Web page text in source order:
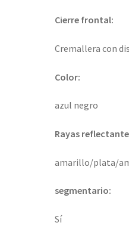
Cierre frontal:
Cremallera con
Color:
azul negro
Rayas
amarillo/plata/
segmentario:
Sí